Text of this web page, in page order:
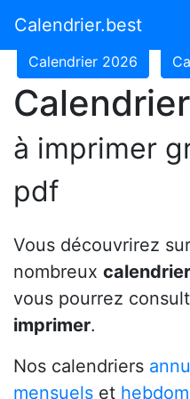
Calendrier.best
Calendrier 2024
Calendrier 2026
à imprimer
pdf
Vous découvrirez
nombreux
vous pourrez
imprimer.
Nos calendriers
mensuels et